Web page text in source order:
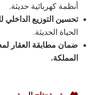
أنظمة كهربائية حديثة.
تحسين التوزيع
الحياة الحديثة.
ضمان مطابقة العقار
المملكة.